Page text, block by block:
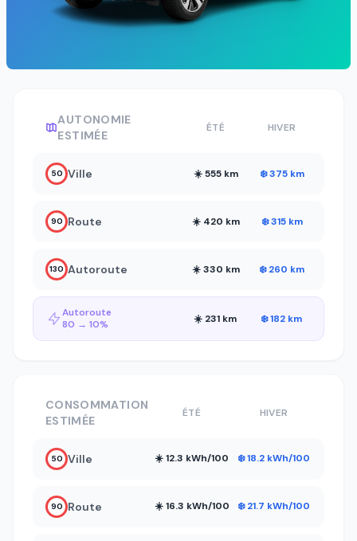
AUTONOMIE
ESTIMÉE
ÉTÉ HIVER
50 Ville ☀️ 555 km ❄️ 375 km
90 Route ☀️ 420 km ❄️ 315 km
130 Autoroute ☀️ 330 km ❄️ 260 km
Autoroute
80 → 10%
☀️ 231 km ❄️ 182 km
CONSOMMATION
ESTIMÉE
ÉTÉ HIVER
50 Ville ☀️ 12.3 kWh/100 ❄️ 18.2 kWh/100
90 Route ☀️ 16.3 kWh/100 ❄️ 21.7 kWh/100